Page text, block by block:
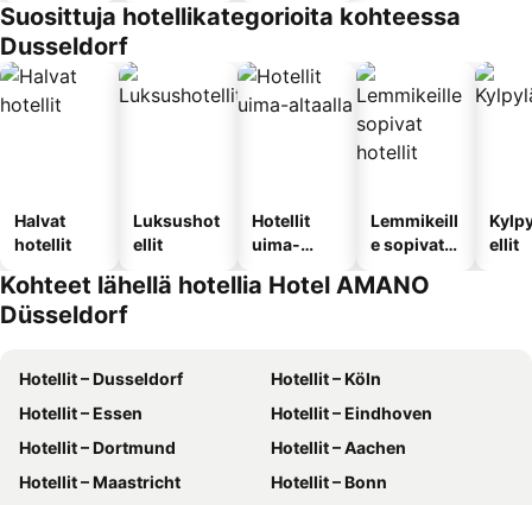
Suosittuja hotellikategorioita kohteessa
Dusseldorf
Halvat
hotellit
Luksushot
ellit
Hotellit
uima-
Lemmikeill
e sopivat
ellit
Kohteet lähellä hotellia Hotel AMANO
Düsseldorf
Hotellit – Dusseldorf
Hotellit – Köln
Hotellit – Essen
Hotellit – Eindhoven
Hotellit – Dortmund
Hotellit – Aachen
Hotellit – Maastricht
Hotellit – Bonn